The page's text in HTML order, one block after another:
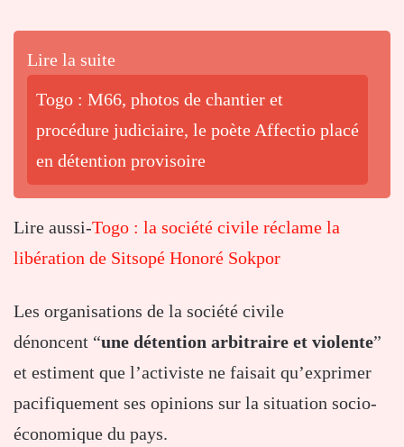
Lire la suite
Togo : M66, photos de chantier et
procédure judiciaire, le poète Affectio placé
en détention provisoire
Lire aussi-Togo : la société civile réclame la
libération de Sitsopé Honoré Sokpor
Les organisations de la société civile
dénoncent “une détention arbitraire et violente”
et estiment que l’activiste ne faisait qu’exprimer
pacifiquement ses opinions sur la situation socio-
économique du pays.